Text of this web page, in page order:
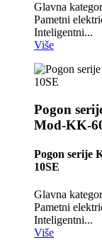
Glavna
Pametni
Inteligentni...
Više
Pogon
Mod-KK-
Pogon serije
10SE
Glavna
Pametni
Inteligentni...
Više